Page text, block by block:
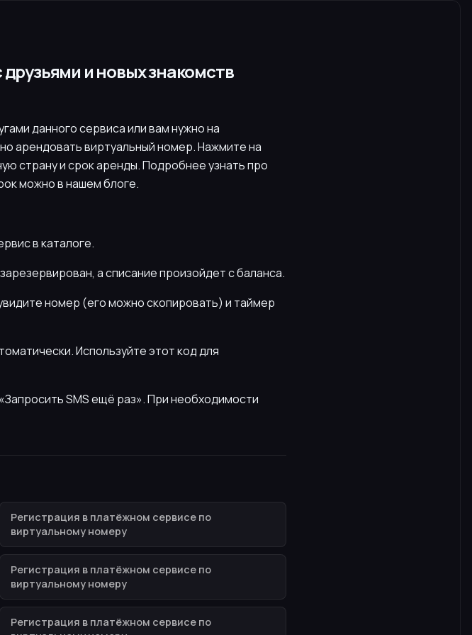
и новых знакомств
данного сервиса или вам нужно на
арендовать виртуальный номер. Нажмите на
страну и срок аренды. Подробнее узнать про
можно в нашем блоге.
в каталоге.
а списание произойдет с баланса.
номер (его можно скопировать) и таймер
Используйте этот код для
SMS ещё раз». При необходимости
Регистрация в платёжном сервисе по
виртуальному номеру
Регистрация в платёжном сервисе по
виртуальному номеру
Регистрация в платёжном сервисе по